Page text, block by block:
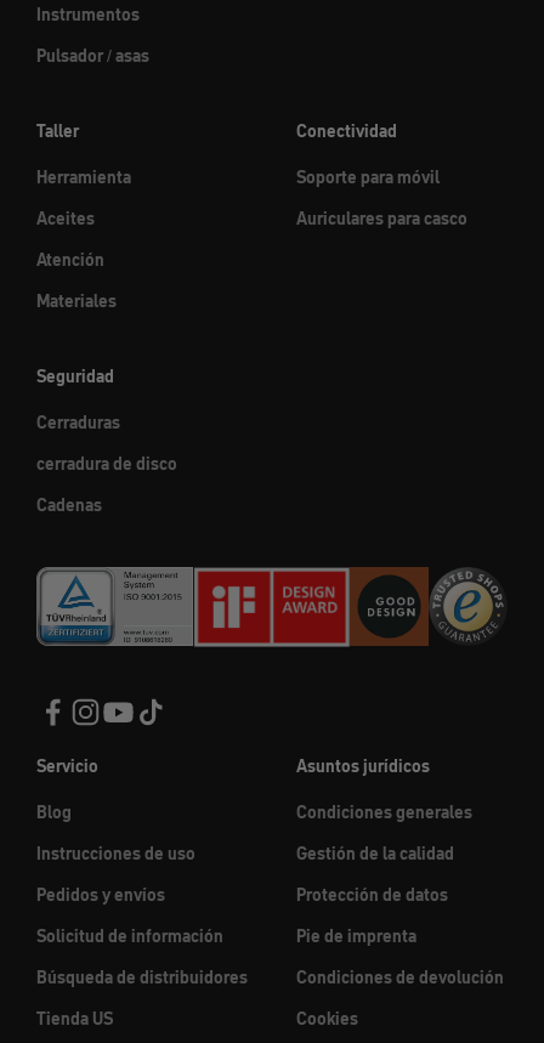
Instrumentos
Pulsador / asas
Taller
Herramienta
Aceites
Atención
Materiales
Conectividad
Soporte para móvil
Auriculares para casco
Seguridad
Cerraduras
cerradura de disco
Cadenas
Servicio
Blog
Instrucciones de uso
Pedidos y envíos
Solicitud de información
Búsqueda de distribuidores
Tienda US
Asuntos jurídicos
Condiciones generales
Gestión de la calidad
Protección de datos
Pie de imprenta
Condiciones de devolución
Cookies